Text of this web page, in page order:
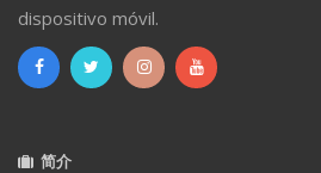
dispositivo móvil.
简介